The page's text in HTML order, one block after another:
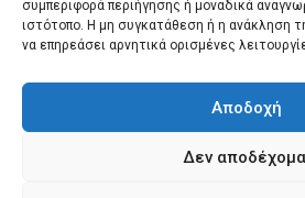
συμπεριφορά περιήγησης ή μοναδικά
ιστότοπο. Η μη συγκατάθεση ή η ανάκληση
να επηρεάσει αρνητικά ορισμένες
Αποδοχή
Δεν